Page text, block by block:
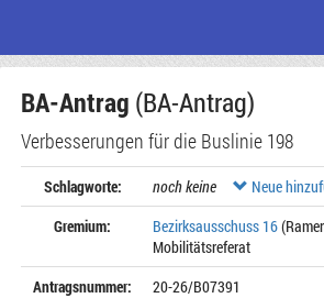
Seiteninhalt
BA-Antrag (BA-Antrag)
Verbesserungen für die Buslinie 198
Schlagworte: noch keine
Neue
Gremium:
Bezirksausschuss 16
Mobilitätsreferat
Antragsnummer:
20-26/B07391